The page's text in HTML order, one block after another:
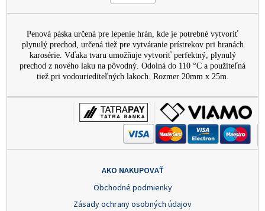
Penová páska určená pre lepenie hrán, kde je potrebné vytvoriť
plynulý prechod, určená tiež pre vytváranie prístrekov pri hranách
karosérie. Vďaka tvaru umožňuje vytvoriť perfektný, plynulý
prechod z nového laku na pôvodný. Odolná do 110 °C a použiteľná
tiež pri vodouriediteľných lakoch. Rozmer 20mm x 25m.
AKO NAKUPOVAŤ
Obchodné podmienky
Zásady ochrany osobných údajov